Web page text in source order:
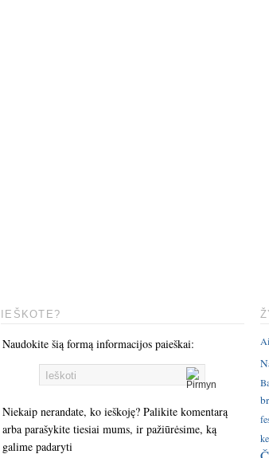
IEŠKOTE?
Naudokite šią formą informacijos paieškai:
Niekaip nerandate, ko ieškoję? Palikite komentarą
arba parašykite tiesiai mums, ir pažiūrėsime, ką
galime padaryti